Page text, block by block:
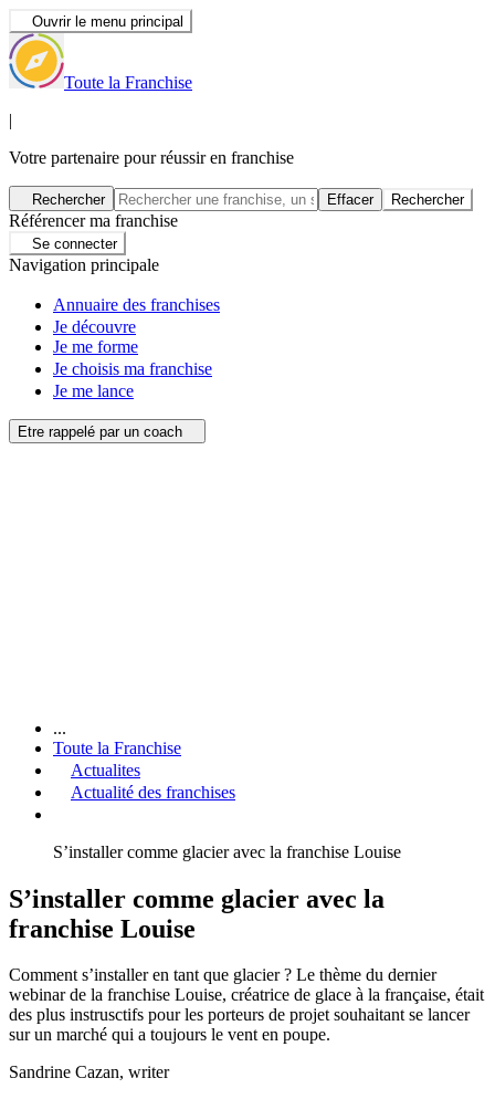
Ouvrir le menu principal
Toute la Franchise
|
Votre partenaire pour réussir en franchise
Rechercher Effacer Rechercher
Référencer ma franchise
Se connecter
Navigation principale
Annuaire des franchises
Je découvre
Je me forme
Je choisis ma franchise
Je me lance
Etre rappelé par un coach
...
Toute la Franchise
Actualites
Actualité des franchises
S’installer comme glacier avec la franchise Louise
S’installer comme glacier avec la
franchise Louise
Comment s’installer en tant que glacier ? Le thème du dernier
webinar de la franchise Louise, créatrice de glace à la française, était
des plus instrusctifs pour les porteurs de projet souhaitant se lancer
sur un marché qui a toujours le vent en poupe.
Sandrine Cazan, writer